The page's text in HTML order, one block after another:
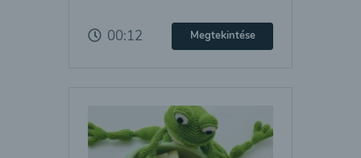
00:12 Megtekintése